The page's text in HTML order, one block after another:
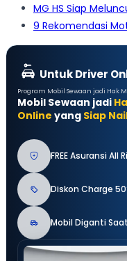
MG HS Siap
9 Rekomendasi
Untuk Driver
Program Mobil Sewaan jadi Hak
Mobil Sewaan jadi
Online yang Siap
FREE Asuransi All
Diskon Charge
Mobil Diganti